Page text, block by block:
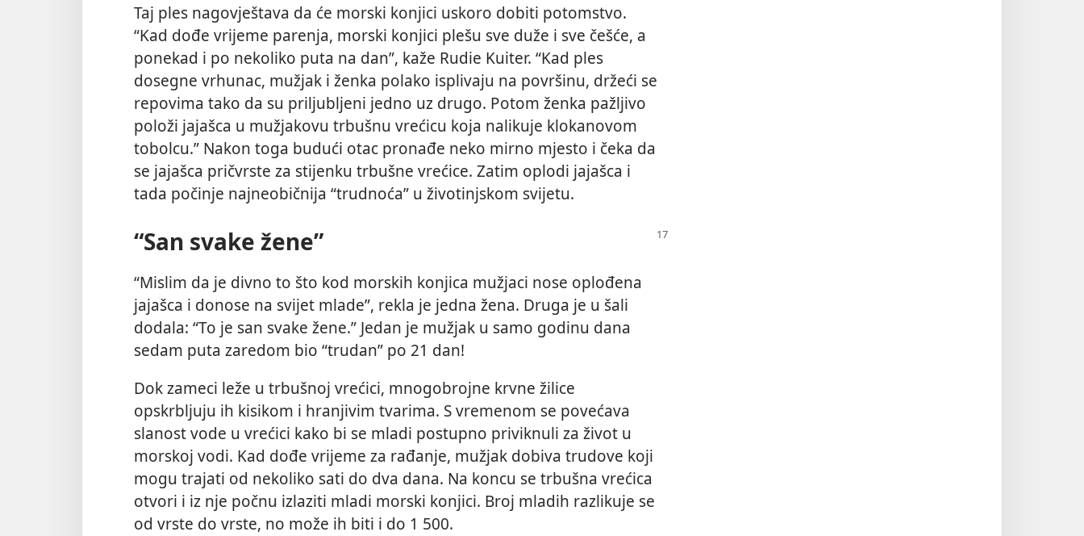
Taj ples nagovještava da će morski konjici uskoro dobiti potomstvo.
“Kad dođe vrijeme parenja, morski konjici plešu sve duže i sve češće, a
ponekad i po nekoliko puta na dan”, kaže Rudie Kuiter. “Kad ples
dosegne vrhunac, mužjak i ženka polako isplivaju na površinu, držeći se
repovima tako da su priljubljeni jedno uz drugo. Potom ženka pažljivo
položi jajašca u mužjakovu trbušnu vrećicu koja nalikuje klokanovom
tobolcu.” Nakon toga budući otac pronađe neko mirno mjesto i čeka da
se jajašca pričvrste za stijenku trbušne vrećice. Zatim oplodi jajašca i
tada počinje najneobičnija “trudnoća” u životinjskom svijetu.
“San svake žene”
“Mislim da je divno to što kod morskih konjica mužjaci nose oplođena
jajašca i donose na svijet mlade”, rekla je jedna žena. Druga je u šali
dodala: “To je san svake žene.” Jedan je mužjak u samo godinu dana
sedam puta zaredom bio “trudan” po 21 dan!
Dok zameci leže u trbušnoj vrećici, mnogobrojne krvne žilice
opskrbljuju ih kisikom i hranjivim tvarima. S vremenom se povećava
slanost vode u vrećici kako bi se mladi postupno priviknuli za život u
morskoj vodi. Kad dođe vrijeme za rađanje, mužjak dobiva trudove koji
mogu trajati od nekoliko sati do dva dana. Na koncu se trbušna vrećica
otvori i iz nje počnu izlaziti mladi morski konjici. Broj mladih razlikuje se
od vrste do vrste, no može ih biti i do 1 500.